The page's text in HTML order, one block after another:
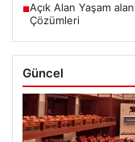
■Açık Alan Yaşam
Çözümleri
Güncel